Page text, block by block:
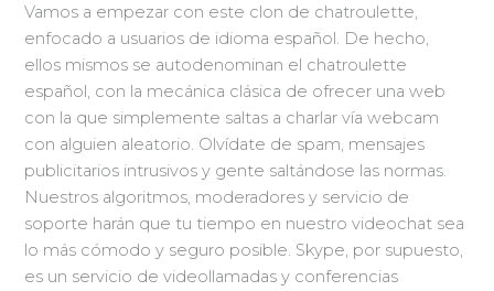
Vamos a empezar con este clon de chatroulette,
enfocado a usuarios de idioma español. De hecho,
ellos mismos se autodenominan el chatroulette
español, con la mecánica clásica de ofrecer una web
con la que simplemente saltas a charlar vía webcam
con alguien aleatorio. Olvídate de spam, mensajes
publicitarios intrusivos y gente saltándose las normas.
Nuestros algoritmos, moderadores y servicio de
soporte harán que tu tiempo en nuestro videochat sea
lo más cómodo y seguro posible. Skype, por supuesto,
es un servicio de videollamadas y conferencias